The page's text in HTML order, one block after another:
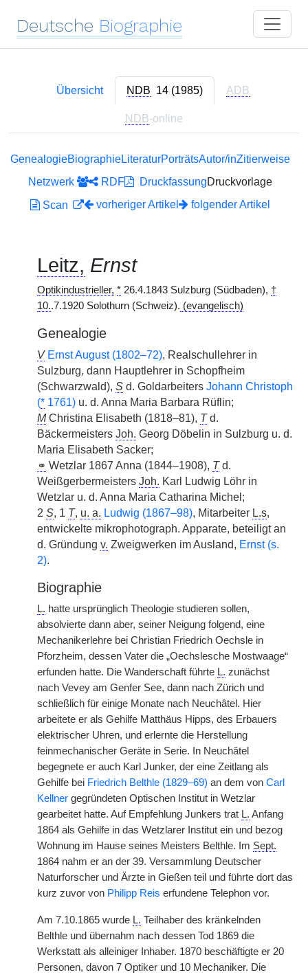
Deutsche Biographie
Übersicht NDB 14 (1985) ADB
NDB-online
GenealogieBiographieLiteraturPorträtsAutor/inZitierweise
Netzwerk
RDF DruckfassungDruckvorlage
Scan
vorheriger Artikel folgender Artikel
Leitz, Ernst
Optikindustrieller, * 26.4.1843 Sulzburg (Südbaden), †
10..7.1920 Solothurn (Schweiz). (evangelisch)
Genealogie
V Ernst August (1802–72), Realschullehrer in
Sulzburg, dann Hauptlehrer in Schopfheim
(Schwarzwald), S d. Goldarbeiters Johann Christoph
(* 1761) u. d. Anna Maria Barbara Rüflin;
MChristina Elisabeth (1818–81), Td.
Bäckermeisters Joh. Georg Döbelin in Sulzburg u. d.
Maria Elisabeth Sacker;
⚭ Wetzlar 1867 Anna (1844–1908), Td.
Weißgerbermeisters Joh. Karl Ludwig Löhr in
Wetzlar u. d. Anna Maria Catharina Michel;
2 S, 1 T, u. a. Ludwig (1867–98), Mitarbeiter L.s,
entwickelte mikrophotograph. Apparate, beteiligt an
d. Gründung v. Zweigwerken im Ausland, Ernst (s.
2).
Biographie
L. hatte ursprünglich Theologie studieren sollen,
absolvierte dann aber, seiner Neigung folgend, eine
Mechanikerlehre bei Christian Friedrich Oechsle in
Pforzheim, dessen Vater die „Oechslesche Mostwaage“
erfunden hatte. Die Wanderschaft führte L. zunächst
nach Vevey am Genfer See, dann nach Zürich und
schließlich für einige Monate nach Neuchâtel. Hier
arbeitete er als Gehilfe Matthäus Hipps, des Erbauers
elektrischer Uhren, und erlernte die Herstellung
feinmechanischer Geräte in Serie. In Neuchâtel
begegnete er auch Karl Junker, der eine Zeitlang als
Gehilfe bei Friedrich Belthle (1829–69) an dem von Carl
Kellner gegründeten Optischen Institut in Wetzlar
gearbeitet hatte. Auf Empfehlung Junkers trat L. Anfang
1864 als Gehilfe in das Wetzlarer Institut ein und bezog
Wohnung im Hause seines Meisters Belthle. Im Sept.
1864 nahm er an der 39. Versammlung Deutscher
Naturforscher und Ärzte in Gießen teil und führte dort das
kurz zuvor von Philipp Reis erfundene Telephon vor.
Am 7.10.1865 wurde L. Teilhaber des kränkelnden
Belthle und übernahm nach dessen Tod 1869 die
Werkstatt als alleiniger Inhaber. 1870 beschäftigte er 20
Personen, davon 7 Optiker und 10 Mechaniker. Die